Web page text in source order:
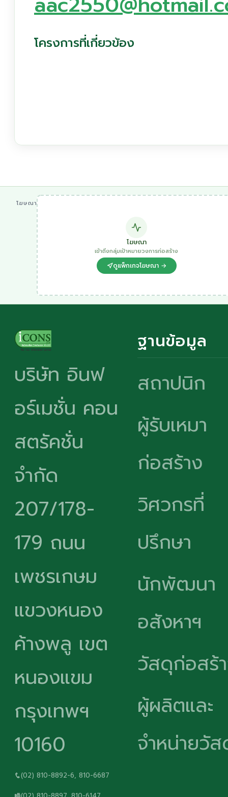
โครงการที่เกี่ยวข้อง
โฆษณา
โฆษณา
เข้าถึงกลุ่มเป้าหมายวงการก่อสร้าง
ดูแพ็กเกจโฆษณา →
บริษัท อินฟ
อร์เมชั่น คอน
สตรัคชั่น
จำกัด
207/178-
179 ถนน
เพชรเกษม
แขวงหนอง
ค้างพลู เขต
หนองแขม
กรุงเทพฯ
10160
(02) 810-8892-6, 810-6687
ฐานข้อมูล
สถาปนิก
ผู้รับเหมา
ก่อสร้าง
วิศวกรที่
ปรึกษา
นักพัฒนา
อสังหาฯ
วัสดุก่อสร้
ผู้ผลิตและ
จำหน่ายวั